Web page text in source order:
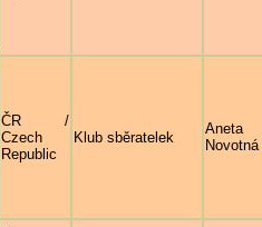
ČR /
Czech
Republic
Klub sběratelek
Aneta
Novotná